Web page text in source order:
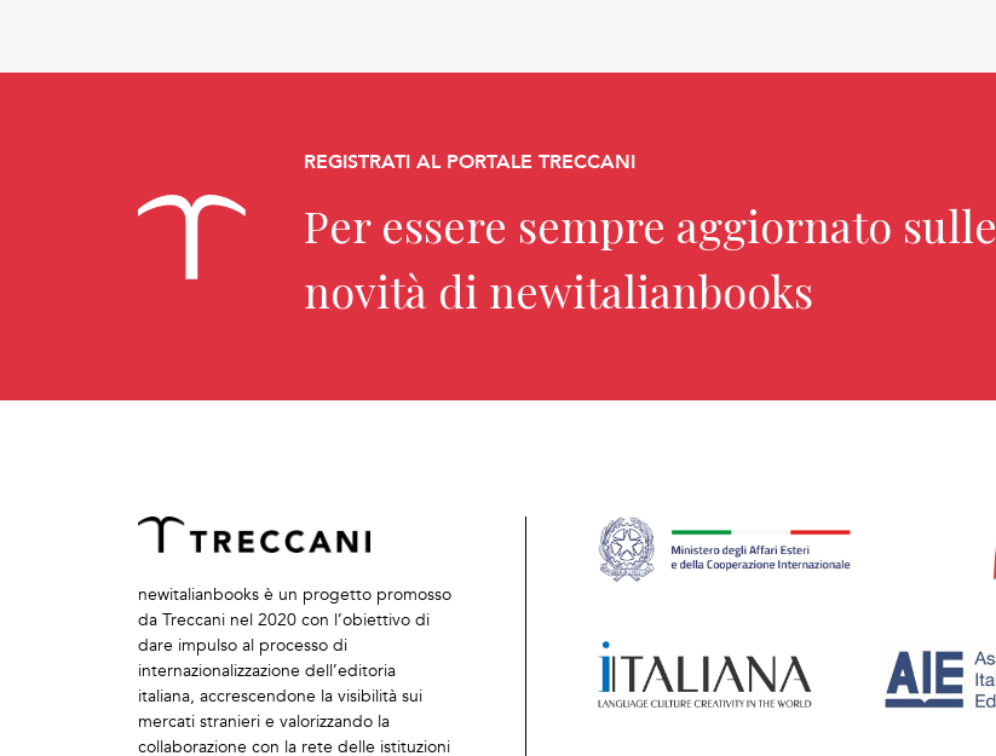
REGISTRATI AL PORTALE TRECCANI
Per essere sempre aggiornato sulle
novità di newitalianbooks
newitalianbooks è un progetto promosso
da Treccani nel 2020 con l’obiettivo di
dare impulso al processo di
internazionalizzazione dell’editoria
italiana, accrescendone la visibilità sui
mercati stranieri e valorizzando la
collaborazione con la rete delle istituzioni